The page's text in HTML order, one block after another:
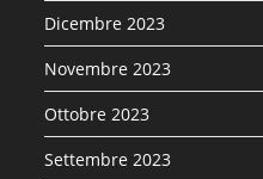
Dicembre 2023
Novembre 2023
Ottobre 2023
Settembre 2023